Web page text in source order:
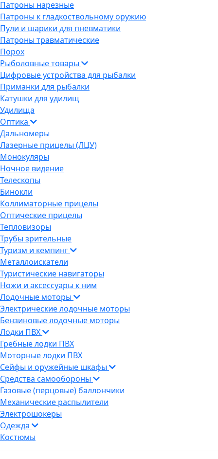
Патроны нарезные
Патроны к гладкоствольному оружию
Пули и шарики для пневматики
Патроны травматические
Порох
Рыболовные товары
Цифровые устройства для рыбалки
Приманки для рыбалки
Катушки для удилищ
Удилища
Оптика
Дальномеры
Лазерные прицелы (ЛЦУ)
Монокуляры
Ночное видение
Телескопы
Бинокли
Коллиматорные прицелы
Оптические прицелы
Тепловизоры
Трубы зрительные
Туризм и кемпинг
Металлоискатели
Туристические навигаторы
Ножи и аксессуары к ним
Лодочные моторы
Электрические лодочные моторы
Бензиновые лодочные моторы
Лодки ПВХ
Гребные лодки ПВХ
Моторные лодки ПВХ
Сейфы и оружейные шкафы
Средства самообороны
Газовые (перцовые) баллончики
Механические распылители
Электрошокеры
Одежда
Костюмы